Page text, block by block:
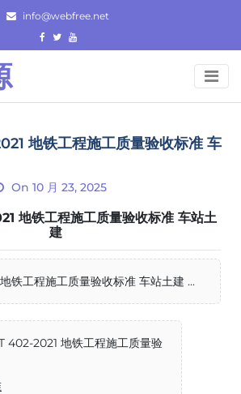
info@webfree.net
地铁工程施工质量验收标准 车
On 10 月 23, 2025
地铁工程施工质量验收标准 车站土
建
铁工程施工质量验收标准 车站土建 ...
402-2021 地铁工程施工质量验